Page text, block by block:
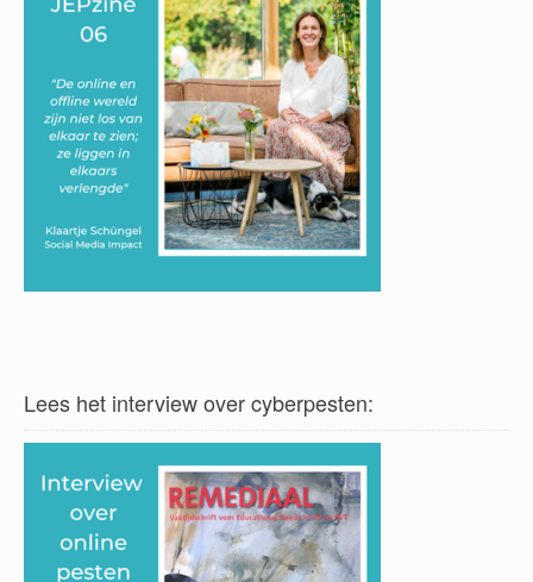
Lees het interview over cyberpesten: